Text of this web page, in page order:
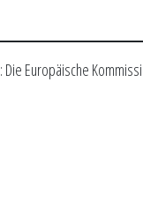
Die Europäische